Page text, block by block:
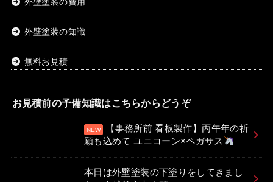
外壁塗装の知識
無料お見積
お見積前の予備知識はこちらからどうぞ
【事務所前 看板製作】丙午年の祈
願も込めて ユニコーン×ペガサス
本日は外壁塗装の下塗りをしてきまし